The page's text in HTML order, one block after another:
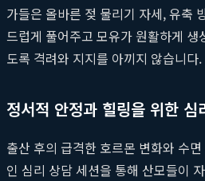
가들은 올바른 젖 물리기 자세, 유축
드럽게 풀어주고 모유가 원활하게
도록 격려와 지지를 아끼지 않습니다.
정서적 안정과 힐링을 위한 심
출산 후의 급격한 호르몬 변화와 수
인 심리 상담 세션을 통해 산모들이